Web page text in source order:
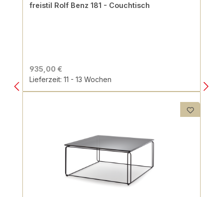
freistil Rolf Benz 181 - Couchtisch
935,00 €
Lieferzeit: 11 - 13 Wochen